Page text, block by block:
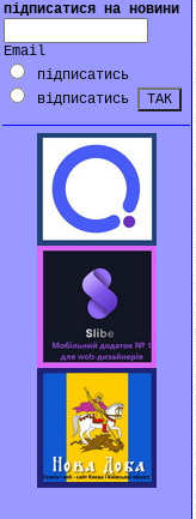
підписатися на новини
Email
підписатись
відписатись